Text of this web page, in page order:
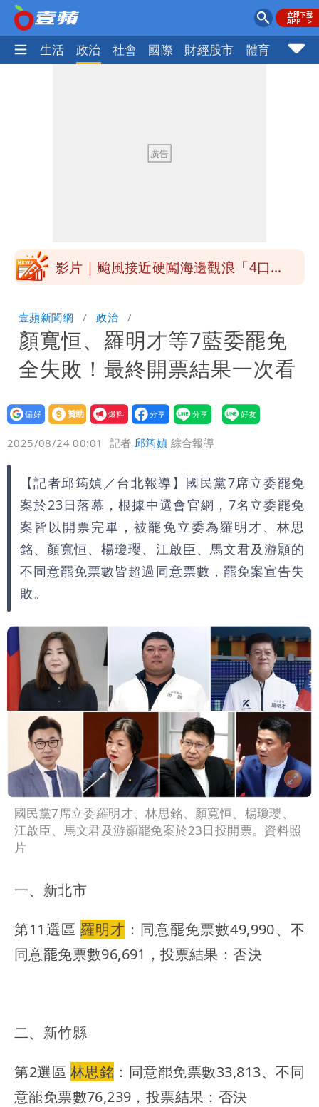
尚 生活 政治 社會 國際 財經股市 體育 壹蘋
署：本島陸警機率低
白海豚降雨注意！10縣市豪雨特報 今
慧芝：今年的送立院345天還在審
影片｜颱風接近硬闖海邊觀浪「4口
策高層牽涉其中」才不提告
柯文哲陪媽媽過父親節 分享「爸爸留給
我最重要的一課」
慈濟內部信流出！公開遭騙10億採購過
程
白海豚颱風來了！8地大雨特報 24小時
恐下500毫米
白海豚接近「北台灣大雨特報」 氣象
署：本島陸警機率低
白海豚降雨注意！10縣市豪雨特報 今
晚至明下午受影響
壹蘋新聞網 政治
顏寬恒、羅明才等7藍委罷免
全失敗！最終開票結果一次看
設為
贊助
我要
爆料
2025/08/24 00:01 記者邱筠媜 綜合報導
【記者邱筠媜／台北報導】國民黨7席立委罷免
案於23日落幕，根據中選會官網，7名立委罷免
案皆以開票完畢，被罷免立委為羅明才、林思
銘、顏寬恒、楊瓊瓔、江啟臣、馬文君及游顥的
不同意罷免票數皆超過同意票數，罷免案宣告失
敗。
國民黨7席立委羅明才、林思銘、顏寬恒、楊瓊瓔、
江啟臣、馬文君及游顥罷免案於23日投開票。資料照
片
一、新北市
第11選區 羅明才 ：同意罷免票數49,990、不
同意罷免票數96,691，投票結果：否決
二、新竹縣
第2選區 林思銘 ：同意罷免票數33,813、不同
意罷免票數76,239，投票結果：否決